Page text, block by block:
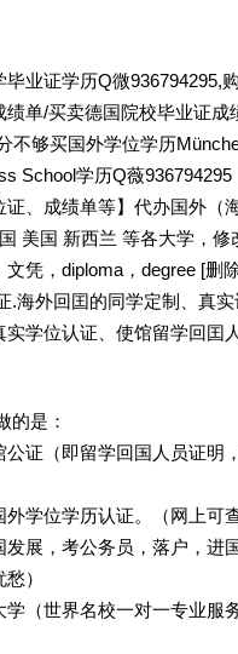
毕业证学历Q微936794295,
绩单/买卖德国院校毕业证成
不够买国外学位学历
School学历Q薇936794295
证、成绩单等】代办国外（
美国 新西兰 等各大学，修
凭，diploma，degree [删
.海外回囯的同学定制、真
学位认证、使馆留学回囯
是：
证（即留学回国人员证明
学位学历认证。（网上可查
发展，考公务员，落户，进
愁）
（世界名校一对一专业服